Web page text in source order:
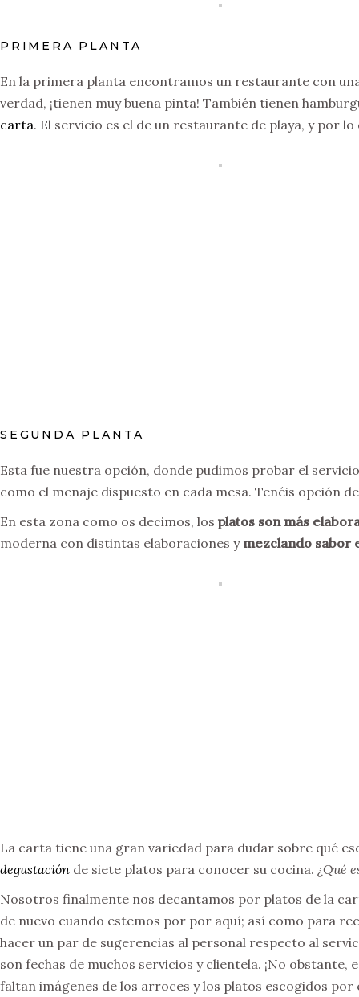
PRIMERA PLANTA
En la primera planta encontramos un restaurante con
verdad, ¡tienen muy buena pinta! También tienen
carta. El servicio es el de un restaurante de playa, y por
SEGUNDA PLANTA
Esta fue nuestra opción, donde pudimos probar el
como el menaje dispuesto en cada mesa. Tenéis opción
En esta zona como os decimos, los platos son más
moderna con distintas elaboraciones y mezclando sabor
La carta tiene una gran variedad para dudar sobre qué
degustación de siete platos para conocer su cocina. ¿Qué
Nosotros finalmente nos decantamos por platos de la
de nuevo cuando estemos por por aquí; así como para
hacer un par de sugerencias al personal respecto al
son fechas de muchos servicios y clientela. ¡No
faltan imágenes de los arroces y los platos escogidos por